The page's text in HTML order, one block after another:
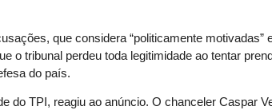
que considera “politicamente motivadas”
o tribunal perdeu toda legitimidade ao tentar
do país.
do TPI, reagiu ao anúncio. O chanceler Caspar